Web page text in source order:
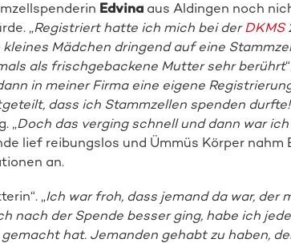
Edvinaaus Aldingen noch
„Registriert hatte ich mich bei derDKMS
Mädchen dringend auf eine
als frischgebackene Mutter sehr berührt
in meiner Firma eine eigene
dass ich Stammzellen spenden durfte!
„Doch das verging schnell und dann war
lief reibungslos und Ümmüs Körper nahm
an.
„Ich war froh, dass jemand da war, der
nach der Spende besser ging, habe ich
hat. Jemanden gehabt zu haben,